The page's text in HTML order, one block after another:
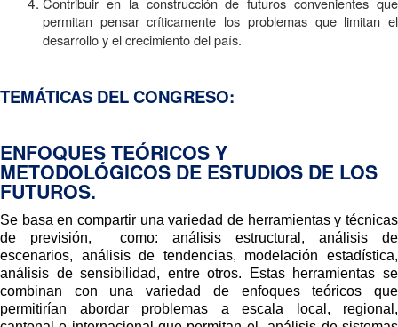
permitan pensar críticamente los problemas que limitan el
desarrollo y el crecimiento del país.
TEMÁTICAS DEL CONGRESO:
ENFOQUES TEÓRICOS Y
METODOLÓGICOS DE ESTUDIOS DE LOS
FUTUROS.
Se basa en compartir una variedad de herramientas y técnicas
de previsión,  como: análisis estructural, análisis de
escenarios, análisis de tendencias, modelación estadística,
análisis de sensibilidad, entre otros. Estas herramientas se
combinan con una variedad de enfoques teóricos que
permitirían abordar problemas a escala local, regional,